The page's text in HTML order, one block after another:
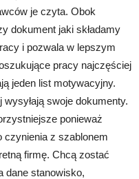
je czyta. Obok
dokument jaki składamy
i pozwala w lepszym
pracy najczęściej
jeden list motywacyjny.
swoje dokumenty.
ponieważ
czynienia z szablonem
firmę. Chcą zostać
dane stanowisko,